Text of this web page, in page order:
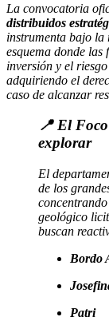
La convocatoria
distribuidos
instrumenta bajo la
esquema donde
inversión y el
adquiriendo el
caso de alcanzar
📍 El
explorar
El
de los
geológico
buscan
Bordo
Patri